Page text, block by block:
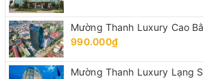
Mường Thanh Luxury Cao
990.000₫
Mường Thanh Luxury Lạng